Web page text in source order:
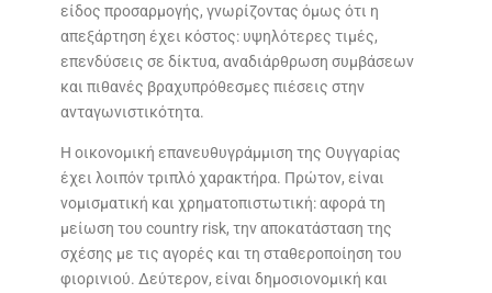
είδος προσαρμογής, γνωρίζοντας όμως ότι η
απεξάρτηση έχει κόστος: υψηλότερες τιμές,
επενδύσεις σε δίκτυα, αναδιάρθρωση συμβάσεων
και πιθανές βραχυπρόθεσμες πιέσεις στην
ανταγωνιστικότητα.
Η οικονομική επανευθυγράμμιση της Ουγγαρίας
έχει λοιπόν τριπλό χαρακτήρα. Πρώτον, είναι
νομισματική και χρηματοπιστωτική: αφορά τη
μείωση του country risk, την αποκατάσταση της
σχέσης με τις αγορές και τη σταθεροποίηση του
φιορινιού. Δεύτερον, είναι δημοσιονομική και